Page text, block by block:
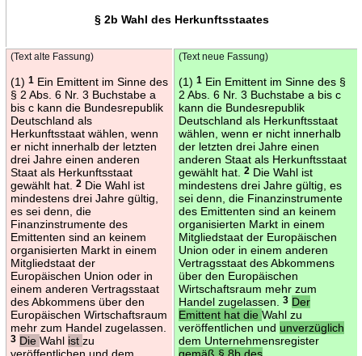
§ 2b Wahl des Herkunftsstaates
(Text alte Fassung)
(1) 1Ein Emittent im Sinne des
§ 2 Abs. 6 Nr. 3 Buchstabe a
bis c kann die Bundesrepublik
Deutschland als
Herkunftsstaat wählen, wenn
er nicht innerhalb der letzten
drei Jahre einen anderen
Staat als Herkunftsstaat
gewählt hat.
2Die Wahl ist
mindestens drei Jahre gültig,
es sei denn, die
Finanzinstrumente des
Emittenten sind an keinem
organisierten Markt in einem
Mitgliedstaat der
Europäischen Union oder in
einem anderen Vertragsstaat
des Abkommens über den
Europäischen Wirtschaftsraum
mehr zum Handel zugelassen.
3 Die Wahl ist zu
veröffentlichen und dem
(Text neue Fassung)
(1) 1Ein Emittent im Sinne des §
2 Abs. 6 Nr. 3 Buchstabe a bis c
kann die Bundesrepublik
Deutschland als Herkunftsstaat
wählen, wenn er nicht innerhalb
der letzten drei Jahre einen
anderen Staat als Herkunftsstaat
gewählt hat.
2Die Wahl ist
mindestens drei Jahre gültig, es
sei denn, die Finanzinstrumente
des Emittenten sind an keinem
organisierten Markt in einem
Mitgliedstaat der Europäischen
Union oder in einem anderen
Vertragsstaat des Abkommens
über den Europäischen
Wirtschaftsraum mehr zum
Handel zugelassen.
3 Der
Emittent hat die Wahl zu
veröffentlichen und unverzüglich
dem Unternehmensregister
gemäß § 8b des